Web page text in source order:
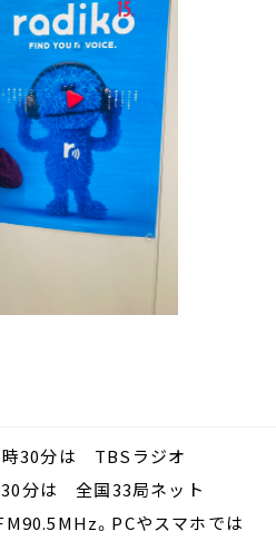
時30分は TBSラジオ
分は 全国33局ネット
。PCやスマホでは